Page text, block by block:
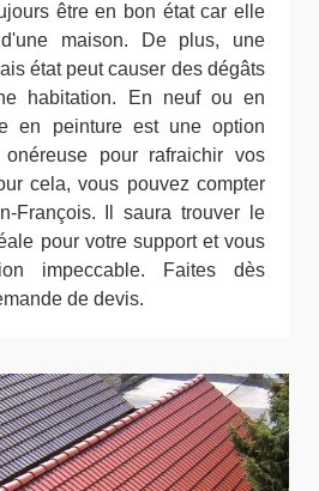
être en bon état car elle
maison. De plus, une
état peut causer des dégâts
habitation. En neuf ou en
en peinture est une option
pour rafraichir vos
cela, vous pouvez compter
François. Il saura trouver le
pour votre support et vous
impeccable. Faites dès
de devis.